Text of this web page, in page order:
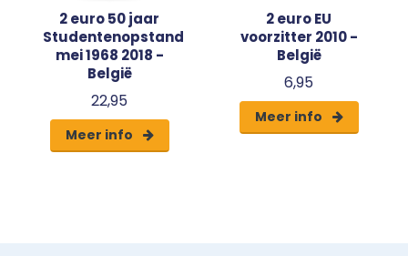
2 euro 50 jaar
Studentenopstand
mei 1968 2018 -
België
22,95
Meer info
2 euro EU
voorzitter 2010 -
België
6,95
Meer info